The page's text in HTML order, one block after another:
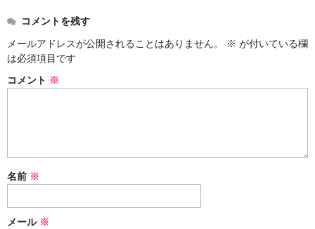
スイーツ
文具
雑貨
文具
コメントを残す
メールアドレスが公開されることはありません。
※ が付いている欄
は必須項目です
コメント ※
名前 ※
メール ※